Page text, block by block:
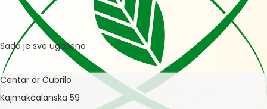
Sada je sve ugašeno
Centar dr Čubrilo
Kajmakčalanska 59